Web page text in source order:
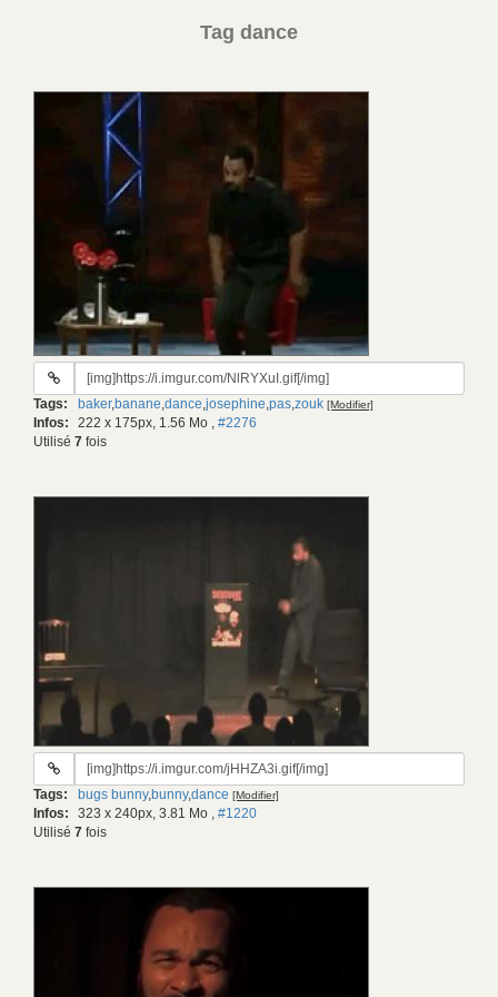
Tag dance
URL
gif:
Tags: baker,banane,dance,josephine,pas,zouk [Modifier]
Infos: 222 x 175px, 1.56 Mo , #2276
Utilisé 7 fois
URL
gif:
Tags: bugs bunny,bunny,dance [Modifier]
Infos: 323 x 240px, 3.81 Mo , #1220
Utilisé 7 fois